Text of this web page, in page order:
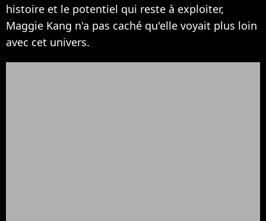
histoire et le potentiel qui reste à exploiter,
Maggie Kang n'a pas caché qu'elle voyait plus loin
avec cet univers.